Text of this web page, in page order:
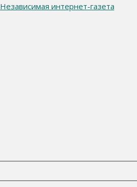
Независимая интернет-газета